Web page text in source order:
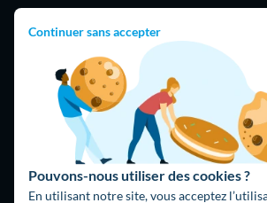
Continuer sans accepter
Pouvons-nous utiliser des cookies ?
En utilisant notre site, vous acceptez
Hello !
09 75 18 60 60
(8h-21h)
75018 Paris